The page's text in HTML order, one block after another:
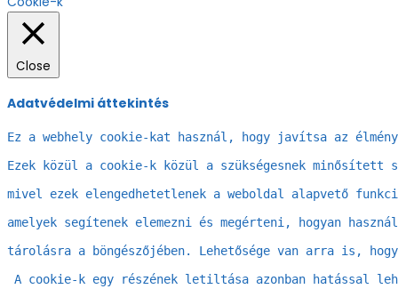
Close
Adatvédelmi áttekintés
Ez a webhely cookie-kat használ, hogy javítsa az
Ezek közül a cookie-k közül a szükségesnek
mivel ezek elengedhetetlenek a weboldal alapvető
amelyek segítenek elemezni és megérteni, hogyan
tárolásra a böngészőjében. Lehetősége van arra is,
A cookie-k egy részének letiltása azonban hatással